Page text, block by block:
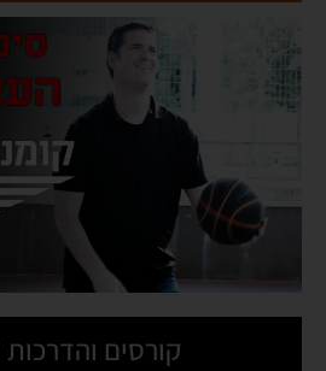
קורסים והדרכות